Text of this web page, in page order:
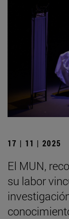
17 | 11 | 2025
El MUN,
su labor